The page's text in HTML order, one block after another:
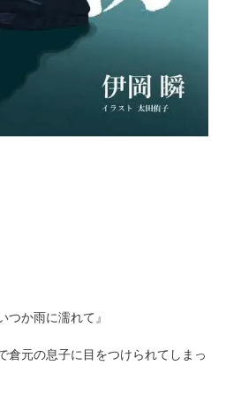
か雨に濡れて』
倉元の息子に目をつけられてしまっ